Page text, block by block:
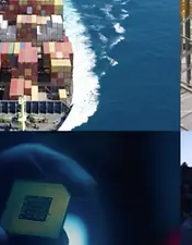
kunnen groeien.